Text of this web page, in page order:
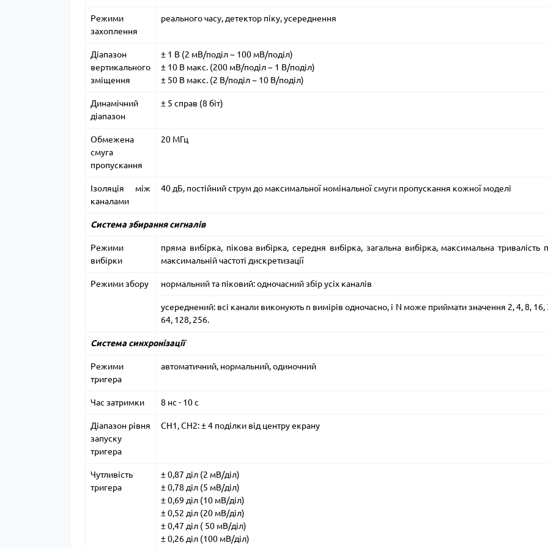
Режими
захоплення
реального часу, детектор піку, усереднення
Діапазон
вертикального
зміщення
± 1 В (2 мВ/поділ ~ 100 мВ/поділ)
± 10 В макс. (200 мВ/поділ ~ 1 В/поділ)
± 50 В макс. (2 В/поділ ~ 10 В/поділ)
Динамічний
діапазон
± 5 справ (8 біт)
Обмежена
смуга
пропускання
20 МГц
Ізоляція між
каналами
40 дБ, постійний струм до максимальної номінальної смуги пропускання кожної моделі
Система збирання сигналів
Режими
вибірки
пряма вибірка, пікова вибірка, середня вибірка, загальна вибірка, максимальна тривалість
максимальній частоті дискретизації
Режими збору нормальний та піковий: одночасний збір усіх каналів
усереднений: всі канали виконують n вимірів одночасно, і N може приймати значення 2, 4, 8, 16,
64, 128, 256.
Система синхронізації
Режими
тригера
автоматичний, нормальний, одиночний
Час затримки 8 нс - 10 с
Діапазон рівня
запуску
тригера
CH1, CH2: ± 4 поділки від центру екрану
Чутливість
тригера
± 0,87 діл (2 мВ/діл)
± 0,78 діл (5 мВ/діл)
± 0,69 діл (10 мВ/діл)
± 0,52 діл (20 мВ/діл)
± 0,47 діл ( 50 мВ/діл)
± 0,26 діл (100 мВ/діл)